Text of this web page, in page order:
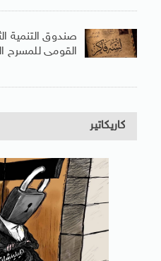
صندوق التنمية
القومى للمسرح
كاريكاتير